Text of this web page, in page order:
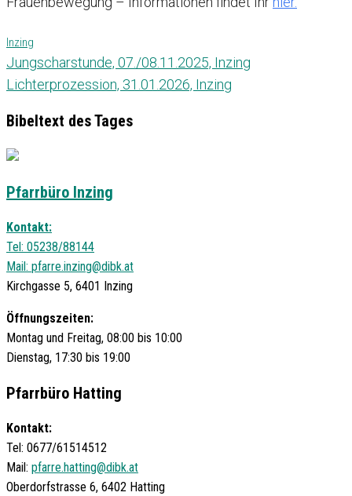
Inzing
Jungscharstunde, 07./08.11.2025, Inzing
Lichterprozession, 31.01.2026, Inzing
Bibeltext des Tages
Pfarrbüro Inzing
Kontakt:
Tel: 05238/88144
Mail: pfarre.inzing@dibk.at
Kirchgasse 5, 6401 Inzing
Öffnungszeiten:
Montag und Freitag, 08:00 bis 10:00
Dienstag, 17:30 bis 19:00
Pfarrbüro Hatting
Kontakt:
Tel: 0677/61514512
Mail: pfarre.hatting@dibk.at
Oberdorfstrasse 6, 6402 Hatting